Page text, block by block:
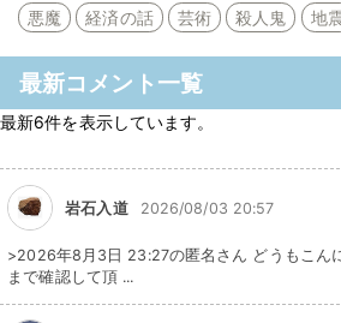
悪魔
経済の話 芸術 殺人鬼 地
最新コメント一覧
最新6件を表示しています。
岩石入道 2026/08/03 20:57
>2026年8月3日 23:27の匿名さん どうもこん
まで確認して頂 ...